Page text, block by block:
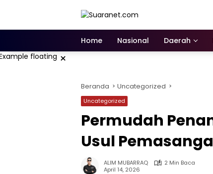
Home Nasional Daerah
×
Beranda Uncategorized
Uncategorized
‎‎Permudah
Usul
ALIM MUBARRAQ
2 Min Baca
April 14, 2026